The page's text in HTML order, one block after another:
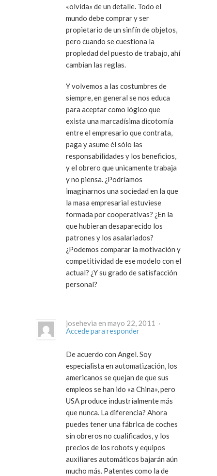
«olvida» de un detalle. Todo el
mundo debe comprar y ser
propietario de un sinfín de objetos,
pero cuando se cuestiona la
propiedad del puesto de trabajo, ahí
cambian las reglas.
Y volvemos a las costumbres de
siempre, en general se nos educa
para aceptar como lógico que
exista una marcadísima dicotomía
entre el empresario que contrata,
paga y asume él sólo las
responsabilidades y los beneficios,
y el obrero que unicamente trabaja
y no piensa. ¿Podríamos
imaginarnos una sociedad en la que
la masa empresarial estuviese
formada por cooperativas? ¿En la
que hubieran desaparecido los
patrones y los asalariados?
¿Podemos comparar la motivación y
competitividad de ese modelo con el
actual? ¿Y su grado de satisfacción
personal?
josehevia en mayo 22, 2011 ·
Accede para responder
De acuerdo con Angel. Soy
especialista en automatización, los
americanos se quejan de que sus
empleos se han ido «a China», pero
USA produce industrialmente más
que nunca. La diferencia? Ahora
puedes tener una fábrica de coches
sin obreros no cualificados, y los
precios de los robots y equipos
auxiliares automáticos bajarán aún
mucho más. Patentes como la de